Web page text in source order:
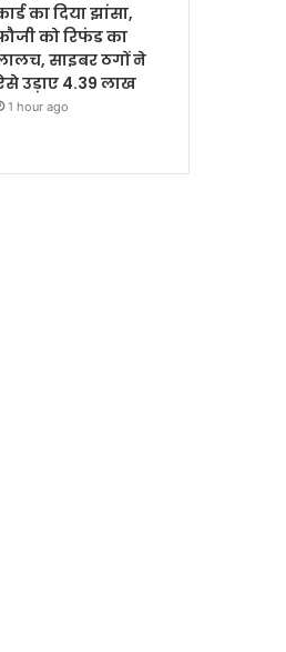
का दिया झांसा,
को रिफंड का
साइबर ठगों ने
उड़ाए 4.39 लाख
1 hour ago